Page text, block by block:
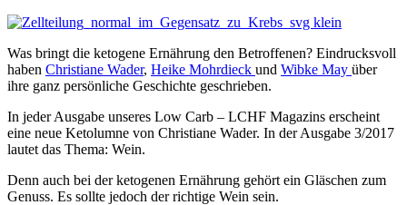
Was bringt die ketogene Ernährung den Betroffenen? Eindrucksvoll
haben Christiane Wader, Heike Mohrdieck und Wibke May über
ihre ganz persönliche Geschichte geschrieben.
In jeder Ausgabe unseres Low Carb – LCHF Magazins erscheint
eine neue Ketolumne von Christiane Wader. In der Ausgabe 3/2017
lautet das Thema: Wein.
Denn auch bei der ketogenen Ernährung gehört ein Gläschen zum
Genuss. Es sollte jedoch der richtige Wein sein.